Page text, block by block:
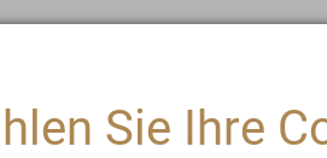
Sie Ihre